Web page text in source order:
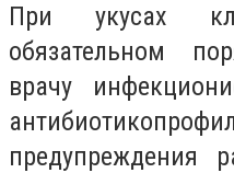
При укусах
обязательном
врачу
предупреждения